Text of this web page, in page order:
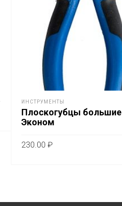
ИНСТРУМЕНТЫ
Плоскогубцы большие
Эконом
230.00 ₽